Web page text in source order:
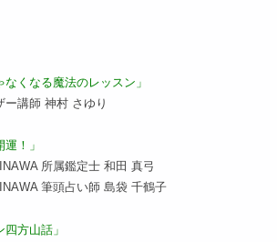
なくなる魔法のレッスン」
ー講師 神村 さゆり
！」
所属鑑定士 和田 真弓
筆頭占い師 島袋 千鶴子
四方山話」